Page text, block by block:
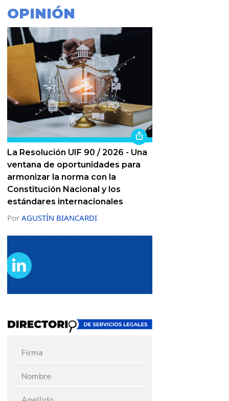
OPINIÓN
La Resolución UIF 90 / 2026 - Una
ventana de oportunidades para
armonizar la norma con la
Constitución Nacional y los
estándares internacionales
Por AGUSTÍN BIANCARDI